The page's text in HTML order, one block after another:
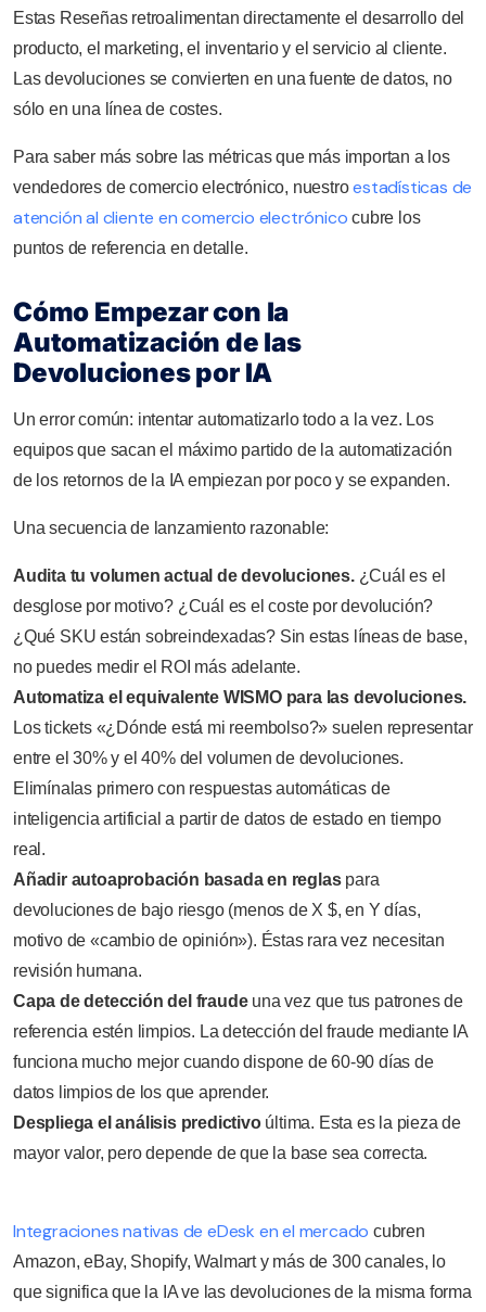
Estas Reseñas retroalimentan directamente el desarrollo del
producto, el marketing, el inventario y el servicio al cliente.
Las devoluciones se convierten en una fuente de datos, no
sólo en una línea de costes.
Para saber más sobre las métricas que más importan a los
vendedores de comercio electrónico, nuestro estadísticas de
atención al cliente en comercio electrónico cubre los
puntos de referencia en detalle.
Cómo Empezar con la
Automatización de las
Devoluciones por IA
Un error común: intentar automatizarlo todo a la vez. Los
equipos que sacan el máximo partido de la automatización
de los retornos de la IA empiezan por poco y se expanden.
Una secuencia de lanzamiento razonable:
Audita tu volumen actual de devoluciones.¿Cuál es el
desglose por motivo? ¿Cuál es el coste por devolución?
¿Qué SKU están sobreindexadas? Sin estas líneas de base,
no puedes medir el ROI más adelante.
Automatiza el equivalente WISMO para las devoluciones.
Los tickets «¿Dónde está mi reembolso?» suelen representar
entre el 30% y el 40% del volumen de devoluciones.
Elimínalas primero con respuestas automáticas de
inteligencia artificial a partir de datos de estado en tiempo
real.
Añadir autoaprobación basada en reglaspara
devoluciones de bajo riesgo (menos de X $, en Y días,
motivo de «cambio de opinión»). Éstas rara vez necesitan
revisión humana.
Capa de detección del fraudeuna vez que tus patrones de
referencia estén limpios. La detección del fraude mediante IA
funciona mucho mejor cuando dispone de 60-90 días de
datos limpios de los que aprender.
Despliega el análisis predictivoúltima. Esta es la pieza de
mayor valor, pero depende de que la base sea correcta.
Integraciones nativas de eDesk en el mercado cubren
Amazon, eBay, Shopify, Walmart y más de 300 canales, lo
que significa que la IA ve las devoluciones de la misma forma